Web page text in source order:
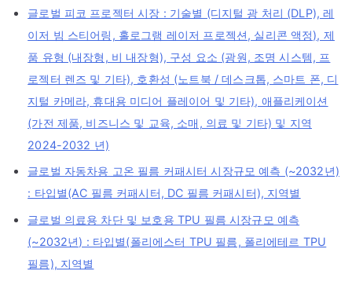
글로벌 피코 프로젝터 시장 : 기술별 (디지털 광 처리 (DLP), 레
이저 빔 스티어링, 홀로그램 레이저 프로젝션, 실리콘 액정), 제
품 유형 (내장형, 비 내장형), 구성 요소 (광원, 조명 시스템, 프
로젝터 렌즈 및 기타), 호환성 (노트북 / 데스크톱, 스마트 폰, 디
지털 카메라, 휴대용 미디어 플레이어 및 기타), 애플리케이션
(가전 제품, 비즈니스 및 교육, 소매, 의료 및 기타) 및 지역
2024-2032 년)
글로벌 자동차용 고온 필름 커패시터 시장규모 예측 (~2032년)
: 타입별(AC 필름 커패시터, DC 필름 커패시터), 지역별
글로벌 의료용 차단 및 보호용 TPU 필름 시장규모 예측
(~2032년) : 타입별(폴리에스터 TPU 필름, 폴리에테르 TPU
필름), 지역별